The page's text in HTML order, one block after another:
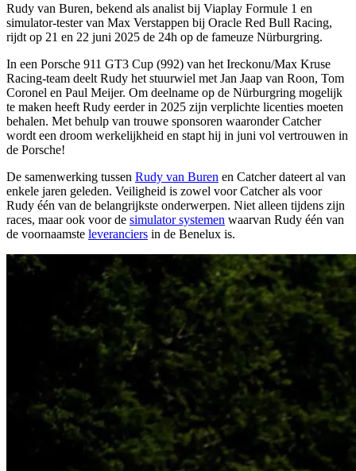
Rudy van Buren, bekend als analist bij Viaplay Formule 1 en
simulator-tester van Max Verstappen bij Oracle Red Bull Racing,
rijdt op 21 en 22 juni 2025 de 24h op de fameuze Nürburgring.
In een Porsche 911 GT3 Cup (992) van het Ireckonu/Max Kruse
Racing-team deelt Rudy het stuurwiel met Jan Jaap van Roon, Tom
Coronel en Paul Meijer. Om deelname op de Nürburgring mogelijk
te maken heeft Rudy eerder in 2025 zijn verplichte licenties moeten
behalen. Met behulp van trouwe sponsoren waaronder Catcher
wordt een droom werkelijkheid en stapt hij in juni vol vertrouwen in
de Porsche!
De samenwerking tussen Rudy van Buren en Catcher dateert al van
enkele jaren geleden. Veiligheid is zowel voor Catcher als voor
Rudy één van de belangrijkste onderwerpen. Niet alleen tijdens zijn
races, maar ook voor de simulator systemen waarvan Rudy één van
de voornaamste leveranciers in de Benelux is.